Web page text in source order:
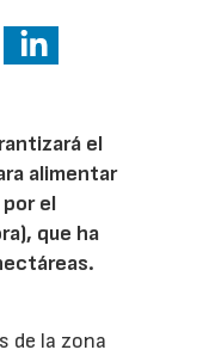
el
alimentar
por el
que ha
de la zona